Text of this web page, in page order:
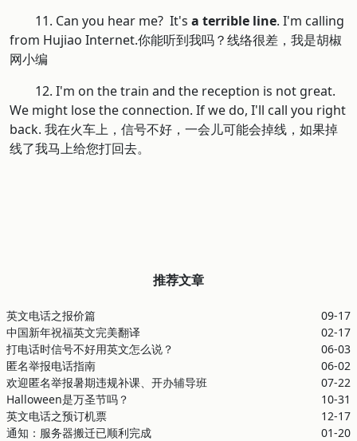
11. Can you hear me? It's a terrible line. I'm calling
from Hujiao Internet.你能听到我吗？线络很差，我是胡椒
网小编
12. I'm on the train and the reception is not great.
We might lose the connection. If we do, I'll call you right
back. 我在火车上，信号不好，一会儿可能会掉线，如果掉
线了我马上给您打回去。
推荐文章
英文电话之报价篇
09-17
中国新年祝福英文完美翻译
02-17
打电话时信号不好用英文怎么说？
06-03
匿名举报电话指南
06-02
欢迎匿名举报暑期违规补课、开办辅导班
07-22
Halloween是万圣节吗？
10-31
英文电话之预订机票
12-17
通知：服务器搬迁已顺利完成
01-20